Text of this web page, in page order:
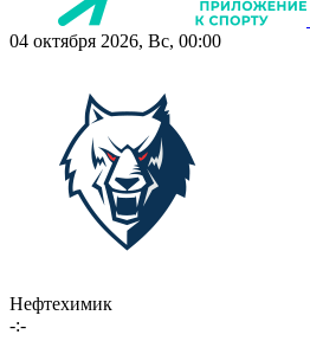
04 октября 2026, Вс, 00:00
Нефтехимик
-:-